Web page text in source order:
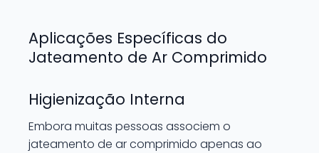
Aplicações Específicas do
Jateamento de Ar Comprimido
Higienização Interna
Embora muitas pessoas associem o
jateamento de ar comprimido apenas ao